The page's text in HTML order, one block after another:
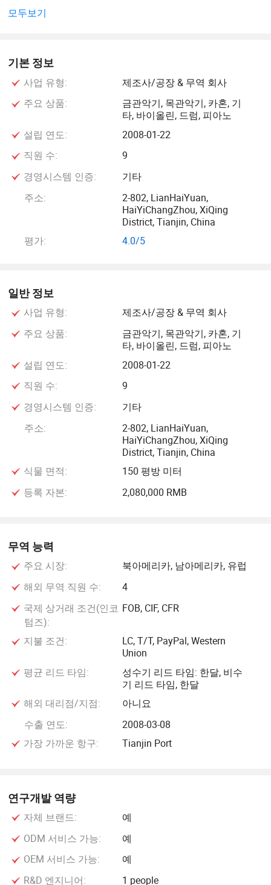
Violin, Bassoon, Bongo, Conga, 드럼 세트, Harp, Electric
과 좋은 서비스로 시장을 확장할 수 있기를 바랍니다. 더 자
세한 정보를 원하시면 저희 웹사이트를 입력해 주십시오.
우리는 고객이 질문이나 제안을 받을 경우 우리를 보내주는
것에 초점을 맞추고 있습니다. 우리는 듣고 개선하고 싶습니
고객에게 OEM을 제공합니다. 샘플 또는 디자인 용지를 가지
고 있다면 저희가 만들어 드릴 수 있습니다.
저희 제품에 관심이 있다면 저희에게 알려주시면 경쟁력 있
는 가격을 보내 최고의 서비스를 제공해 드리겠습니다.
러분과의 장기적인 친선 비즈니스 관계를 구축하고 협력할
모두보기
기본 정보
사업 유형:
제조사/공장 & 무역 회사
주요 상품:
금관악기, 목관악기, 카혼, 기
타, 바이올린, 드럼, 피아노
설립 연도:
2008-01-22
직원 수:
9
경영시스템 인증:
기타
주소:
2-802, LianHaiYuan,
HaiYiChangZhou, XiQing
District, Tianjin, China
평가:
4.0/5
일반 정보
사업 유형:
제조사/공장 & 무역 회사
주요 상품:
금관악기, 목관악기, 카혼, 기
타, 바이올린, 드럼, 피아노
설립 연도:
2008-01-22
직원 수:
9
경영시스템 인증:
기타
주소:
2-802, LianHaiYuan,
HaiYiChangZhou, XiQing
District, Tianjin, China
식물 면적:
150 평방 미터
등록 자본:
2,080,000 RMB
무역 능력
주요 시장:
북아메리카, 남아메리카, 유럽
해외 무역 직원 수:
4
국제 상거래 조건(인코
텀즈):
FOB, CIF, CFR
지불 조건:
LC, T/T, PayPal, Western
Union
평균 리드 타임:
성수기 리드 타임: 한달, 비수
기 리드 타임, 한달
해외 대리점/지점:
아니요
수출 연도:
2008-03-08
가장 가까운 항구:
Tianjin Port
연구개발 역량
자체 브랜드:
예
ODM 서비스 가능:
예
OEM 서비스 가능:
예
R&D 엔지니어:
1 people